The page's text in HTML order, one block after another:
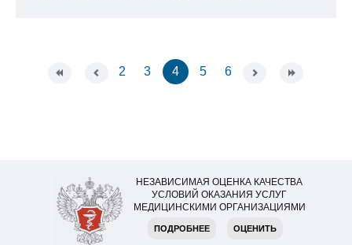
2 3 4 5 6
НЕЗАВИСИМАЯ ОЦЕНКА КАЧЕСТВА
УСЛОВИЙ ОКАЗАНИЯ УСЛУГ
МЕДИЦИНСКИМИ ОРГАНИЗАЦИЯМИ
ПОДРОБНЕЕ ОЦЕНИТЬ